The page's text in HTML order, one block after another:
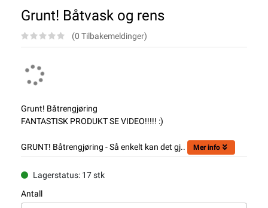
Grunt! Båtvask og rens
(0 Tilbakemeldinger)
Grunt! Båtrengjøring
FANTASTISK PRODUKT SE VIDEO!!!!! :)
GRUNT! Båtrengjøring - Så enkelt kan det gj.. Mer info
Lagerstatus: 17 stk
Antall